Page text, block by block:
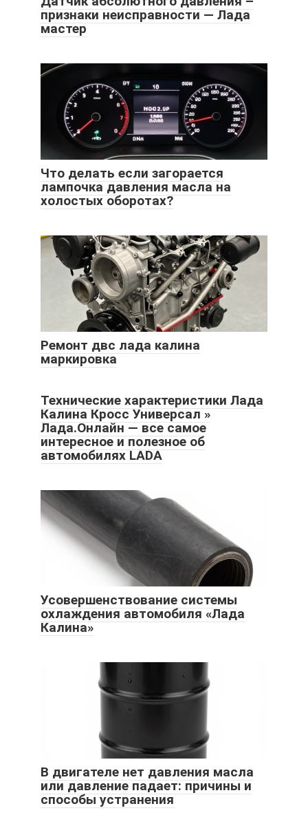
признаки неисправности — Лада
мастер
Что делать если загорается
лампочка давления масла на
холостых оборотах?
Ремонт двс лада калина
маркировка
Технические характеристики Лада
Калина Кросс Универсал »
Лада.Онлайн — все самое
интересное и полезное об
автомобилях LADA
Усовершенствование системы
охлаждения автомобиля «Лада
Калина»
В двигателе нет давления масла
или давление падает: причины и
способы устранения